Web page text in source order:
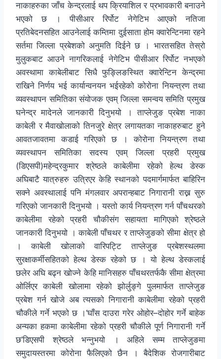
नाकाहरुका जाँच केन्द्रलाई थप क्रियाशिल र प्रभावकारी बनाउने
भएको छ । पीसीआर रिर्पोट नेगेटिभ आएको नतिजा
प्रतिबेदनसहित आउनेलाई कम्तिमा दुईसाता होम क्वारेन्टिनमा रहने
सर्तमा जिल्ला प्रबेशको अनुमति दिईने छ । भारतसहित तेस्रो
मुलुकबाट आउने नागरिकलाई नेगेटिभ पीसीआर रिर्पोट नभएको
अवस्थामा काबेलीबाट सिधै फुङ्लिङस्थित क्वारेन्टिन केन्द्रमा
राखिने निर्णय भई कार्यान्वनयन भईरहेको कोरोना नियन्त्रण तथा
व्यवस्थापन समितिका संयोजक एवम् जिल्ला समन्वय समिति प्रमुख
घनेन्द्र मादेनले जानकारी दिनुभयो । ताप्लेजुङ प्रबेश नाका
काबेली र मैवाखोलाको तिनजुरे क्षेत्र लगायतका नाकाहरुबाट हुने
आवतजावतमा कडाई गरिएको छ । कोरोना नियन्त्रण तथा
व्यवस्थापन समितिका सदस्य एवम् जिल्ला प्रहरी प्रमुख
(डिएसपी)महेन्द्रकुमार श्रेष्ठले काबेलीमा रहेको हेल्थ डेस्क
अघिबाटै यात्रुहरु उत्रिएर केहि स्थानको पदमार्गमार्फत बाहिरिन
सक्ने अवस्थालाई पनि मंगलवार अपरान्हबाट निगारानी राख्न सुरु
गरिएको जानकारी दिनुभयो । यस्तो कार्य नियन्त्रण गर्न पाँचथरको
काबेलीमा रहेको प्रहरी चौकीसंग सहायता मागिएको श्रेष्ठले
जानकारी दिनुभयो । काबेली पाँचथर र ताप्लेजुङको सीमा क्षेत्र हो
। काबेली खोलाको वारिपट्टि ताप्लेजुङ प्रबेशस्थलमा
सुरक्षाकर्मीसहितको हेल्थ डेस्क रहेको छ । यो हेल्थ डेस्कलाई
छलेर अघि बढ्न खोज्ने केहि मानिसहरु पाँचथरतर्फकै सीमा क्षेत्रमा
ओर्लिएर काबेली खोलामा रहेको झोर्लुङ्गे पुलमार्फत ताप्लेजुङ
प्रबेश गर्न खोजे अब त्यसको निगारानी काबेलीमा रहेको प्रहरी
चौकीले गर्ने भएको छ ।‘घाँस दाउरा गरेर ओहोर–दोहोर गर्ने बाहेक
अन्यका हकमा काबेलीमा रहेको प्रहरी चौकीले पूर्ण निगारानी गर्ने
छ’डिएसपी श्रेष्ठले भन्नुभयो । अहिले सम्म ताप्लेजुङमा
समुदायस्तरमा कोरोना फैलिएको छैन । बैदेशिक रोजगारीबाट